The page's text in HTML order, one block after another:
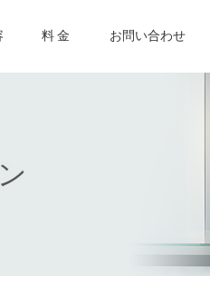
料 金 お問い合わせ